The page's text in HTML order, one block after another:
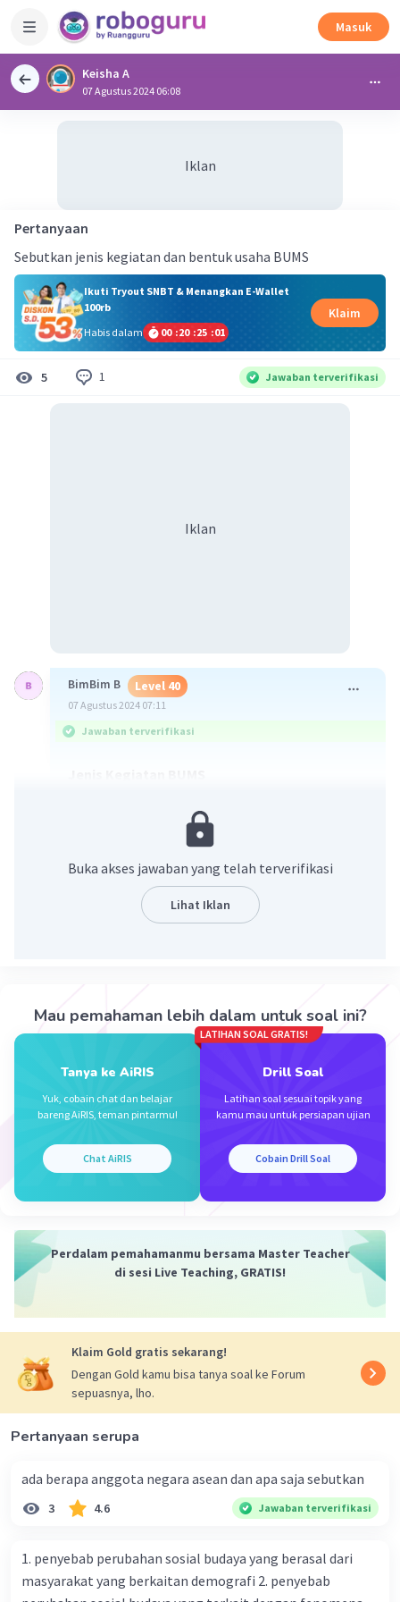
Masuk
Keisha A
07 Agustus 2024 06:08
Iklan
Pertanyaan
Sebutkan jenis kegiatan dan bentuk usaha BUMS
Ikuti Tryout SNBT & Menangkan E-Wallet
100rb
Habis dalam
00 :20 :25 :01
Klaim
5 1 Jawaban terverifikasi
Iklan
BimBim B Level 40
07 Agustus 2024 07:11
Jawaban terverifikasi
Konstruksi
Agribisnis
Persekutuan Komanditer (CV)
Firma (Fa)
Perusahaan Perseorangan
Koperasi
Joint Venture
Beri Rating·0.0( Balas
Buka akses jawaban yang telah terverifikasi
Lihat Iklan
Mau pemahaman lebih dalam untuk soal ini?
Tanya ke AiRIS
Yuk, cobain chat dan belajar
bareng AiRIS, teman pintarmu!
Chat AiRIS
LATIHAN SOAL GRATIS!
Drill Soal
Latihan soal sesuai topik yang
kamu mau untuk persiapan ujian
Cobain Drill Soal
Perdalam pemahamanmu bersama Master Teacher
di sesi Live Teaching, GRATIS!
Klaim Gold gratis sekarang!
Dengan Gold kamu bisa tanya soal ke Forum
sepuasnya, lho.
Pertanyaan serupa
ada berapa anggota negara asean dan apa saja sebutkan
3 4.6 Jawaban terverifikasi
1. penyebab perubahan sosial budaya yang berasal dari
masyarakat yang berkaitan demografi 2. penyebab